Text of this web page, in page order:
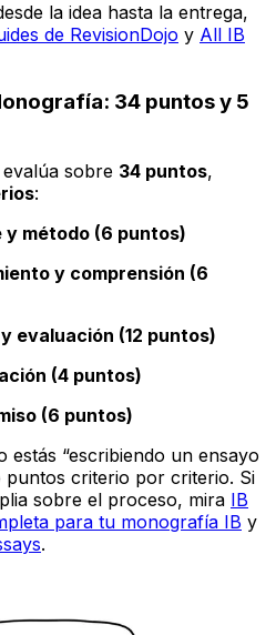
la idea hasta la entrega,
de RevisionDojo y All IB
34 puntos y 5
evalúa sobre 34 puntos,
:
y método (6 puntos)
y comprensión (6
evaluación (12 puntos)
(4 puntos)
(6 puntos)
“escribiendo un ensayo
puntos criterio por criterio. Si
sobre el proceso, mira IB
para tu monografía IB y
.